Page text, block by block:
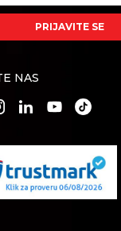
PRIJAVITE SE
NAS